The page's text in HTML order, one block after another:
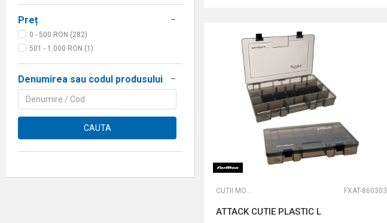
Preț
0 - 500 RON (282)
501 - 1.000 RON (1)
Denumirea sau codul produsului
CAUTA
CUTII MONTURI ȘI ACCESORII FXAT-860303
ATTACK CUTIE PLASTIC L